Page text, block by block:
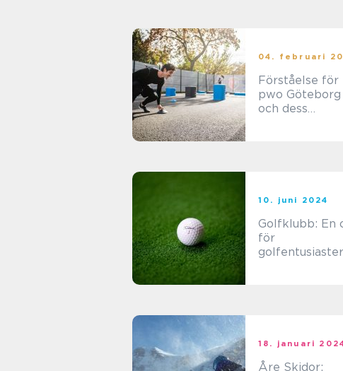
04. februari
Förståelse för
pwo Göteborg
och dess
10. juni 2024
Golfklubb: En
för
golfentusiaster
18. januari
Åre Skidor: